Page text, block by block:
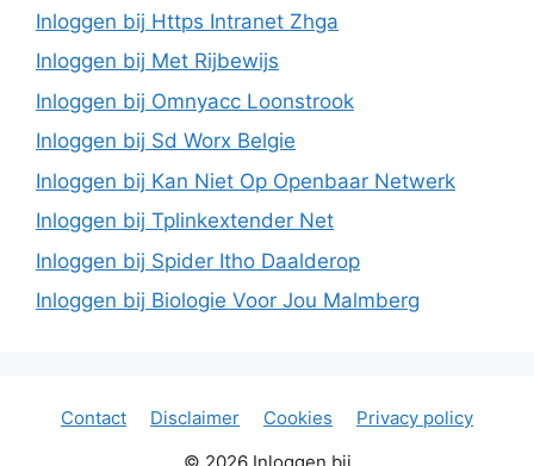
Inloggen bij Https Intranet Zhga
Inloggen bij Met Rijbewijs
Inloggen bij Omnyacc Loonstrook
Inloggen bij Sd Worx Belgie
Inloggen bij Kan Niet Op Openbaar Netwerk
Inloggen bij Tplinkextender Net
Inloggen bij Spider Itho Daalderop
Inloggen bij Biologie Voor Jou Malmberg
Contact Disclaimer Cookies
Privacy policy